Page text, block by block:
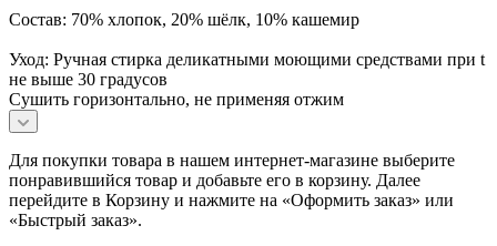
Состав: 70% хлопок, 20% шёлк, 10% кашемир
Уход: Ручная стирка деликатными моющими средствами при t
не выше 30 градусов
Сушить горизонтально, не применяя отжим
Для покупки товара в нашем интернет-магазине выберите
понравившийся товар и добавьте его в корзину. Далее
перейдите в Корзину и нажмите на «Оформить заказ» или
«Быстрый заказ».